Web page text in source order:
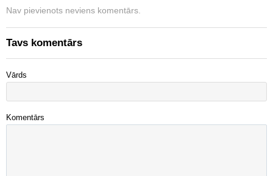
Nav pievienots neviens komentārs.
Tavs komentārs
Vārds
Komentārs